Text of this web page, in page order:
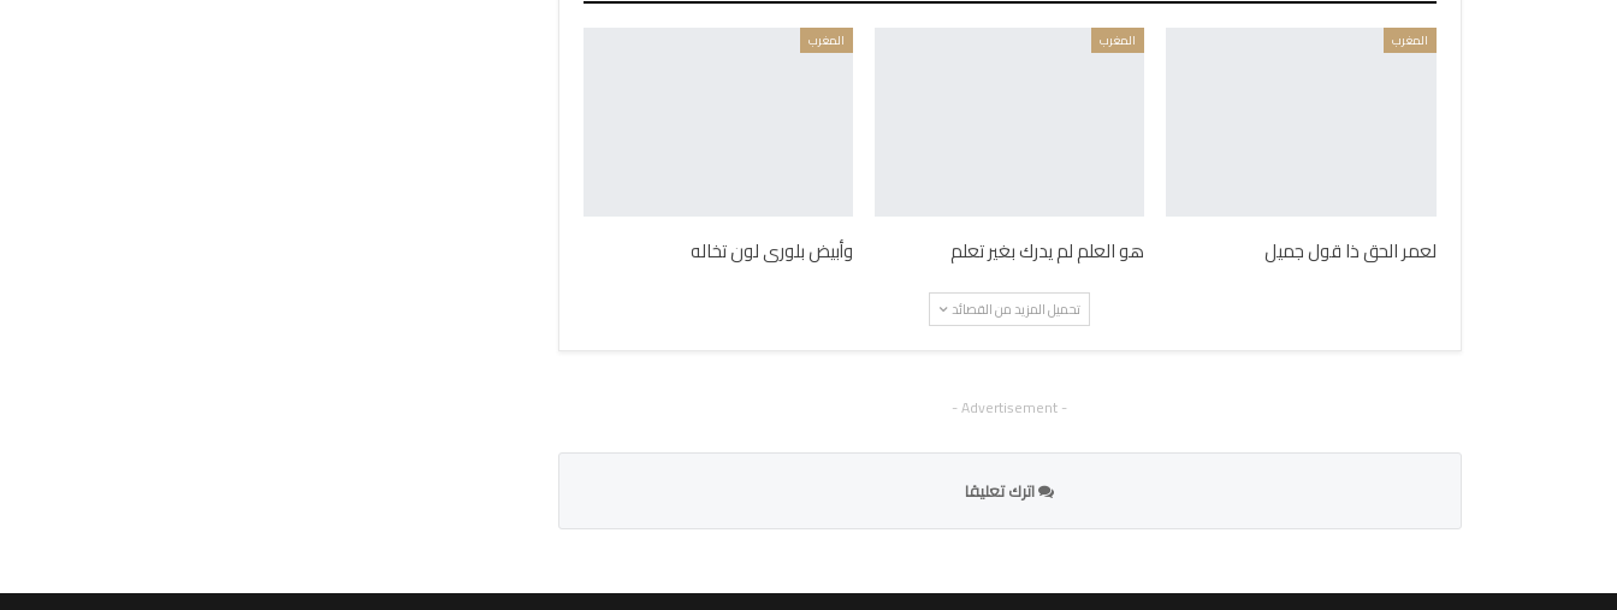
المغرب
لعمر الحق ذا قول جميل
المغرب
هو العلم لم يدرك بغير تعلم
المغرب
وأبيض بلورى لون تخاله
تحميل المزيد من القصائد
- Advertisement -
اترك تعليقا